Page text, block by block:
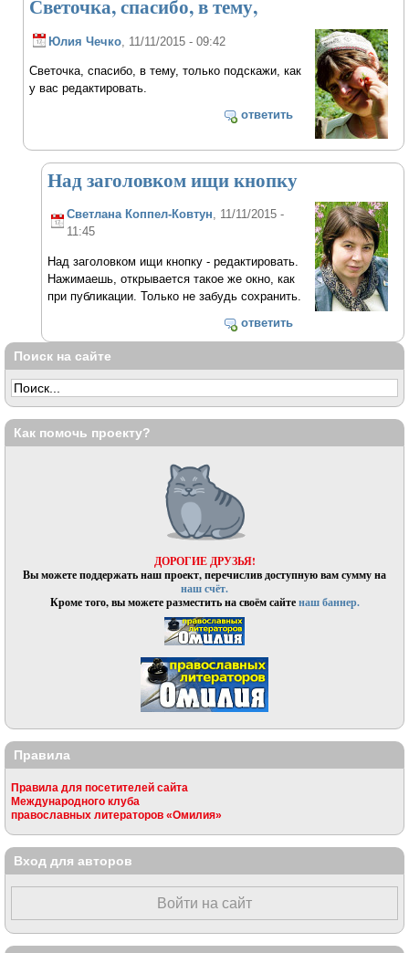
Светочка, спасибо, в тему,
Юлия Чечко , 11/11/2015 - 09:42
Светочка, спасибо, в тему, только подскажи, как
у вас редактировать.
ответить
Над заголовком ищи кнопку
Светлана Коппел-Ковтун, 11/11/2015 -
11:45
Над заголовком ищи кнопку - редактировать.
Нажимаешь, открывается такое же окно, как
при публикации. Только не забудь сохранить.
ответить
Поиск на сайте
Как помочь проекту?
ДОРОГИЕ ДРУЗЬЯ!
Вы можете поддержать наш проект, перечислив доступную вам сумму на
наш счёт.
Кроме того, вы можете разместить на своём сайтенаш баннер.
Правила
Правила для посетителей сайта
Международного клуба
православных литераторов «Омилия»
Вход для авторов
Войти на сайт